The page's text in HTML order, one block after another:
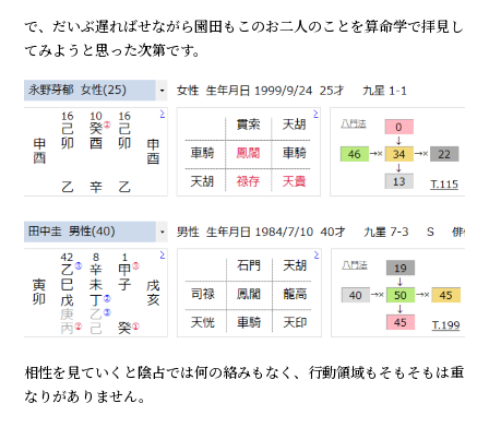
で、だいぶ遅ればせながら園田もこのお二人のことを算命学で拝見し
てみようと思った次第です。
相性を見ていくと陰占では何の絡みもなく、行動領域もそもそもは重
なりがありません。